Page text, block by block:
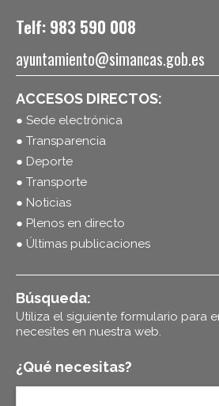
Telf: 983 590 008
ayuntamiento@simancas.gob.es
ACCESOS DIRECTOS:
● Sede electrónica
● Transparencia
● Deporte
● Transporte
● Noticias
● Plenos en directo
● Últimas publicaciones
Búsqueda:
Utiliza el siguiente formulario para
necesites en nuestra web.
¿Qué necesitas?